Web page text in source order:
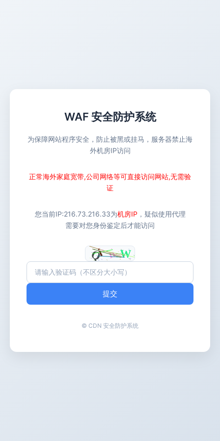
WAF 安全防护系统
为保障网站程序安全，防止被黑或挂马，服务器禁止海
外机房IP访问
正常海外家庭宽带,公司网络等可直接访问网站,无需验
证
您当前IP:216.73.216.33为机房IP ，疑似使用代理
需要对您身份鉴定后才能访问
提交
© CDN 安全防护系统